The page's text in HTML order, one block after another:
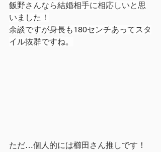
飯野さんなら結婚相手に相応しいと思
いました！
余談ですが身長も180センチあってスタ
イル抜群ですね。
ただ…個人的には櫛田さん推しです！